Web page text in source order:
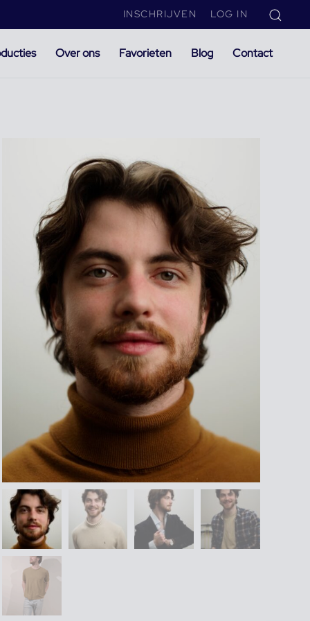
INSCHRIJVEN LOG IN
Over ons Favorieten Blog Contact